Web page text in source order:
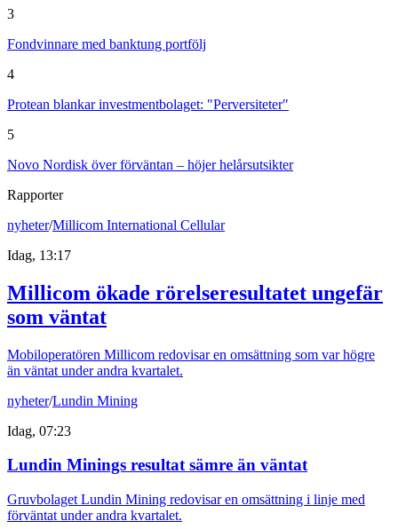
3
Fondvinnare med banktung portfölj
4
Protean blankar investmentbolaget: "Perversiteter"
5
Novo Nordisk över förväntan – höjer helårsutsikter
Rapporter
nyheter/Millicom International Cellular
Idag, 13:17
Millicom ökade rörelseresultatet ungefär
som väntat
Mobiloperatören Millicom redovisar en omsättning som var högre
än väntat under andra kvartalet.
nyheter/Lundin Mining
Idag, 07:23
Lundin Minings resultat sämre än väntat
Gruvbolaget Lundin Mining redovisar en omsättning i linje med
förväntat under andra kvartalet.